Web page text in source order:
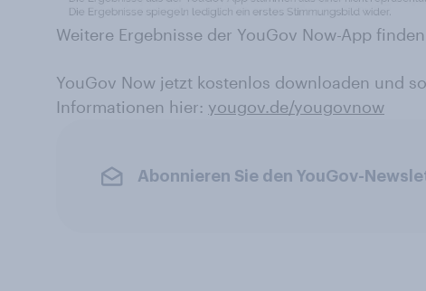
Weitere Ergebnisse der YouGov Now-App
YouGov Now jetzt kostenlos downloaden und
Informationen hier: yougov.de/yougovnow
Abonnieren Sie den YouGov-